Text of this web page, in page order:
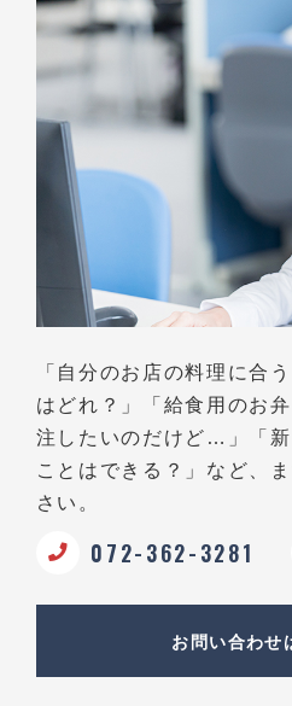
「自分のお店の料理に合
はどれ？」
「給食用のお
注したいのだけど…」
「
ことはできる？」など、
さい。
072-362-3281
お問い合わせ